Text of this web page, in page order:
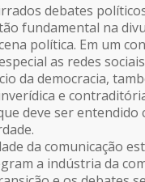
debates
fundamental na
política. Em um
as redes
da democracia,
e
deve ser entendido
da comunicação
a indústria da